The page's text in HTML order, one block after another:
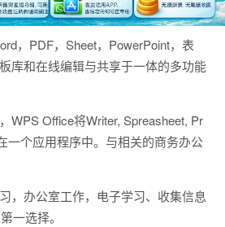
，PDF，Sheet，PowerPoint，表
库和在线编辑与共享于一体的多功能
WPS Office将Writer, Spreasheet, Pr
一个应用程序中。与相关的商务办公
，办公室工作，电子学习、收集信息
一选择。